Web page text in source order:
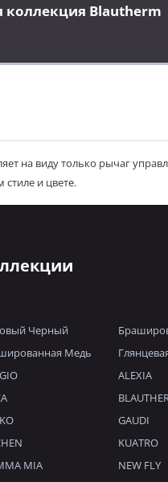
коллекция Blautherm
на виду только рычаг
и цвете.
Черный
Медь
ALEXIA
GAUDI
KUATRO
MIA
NEW FLY